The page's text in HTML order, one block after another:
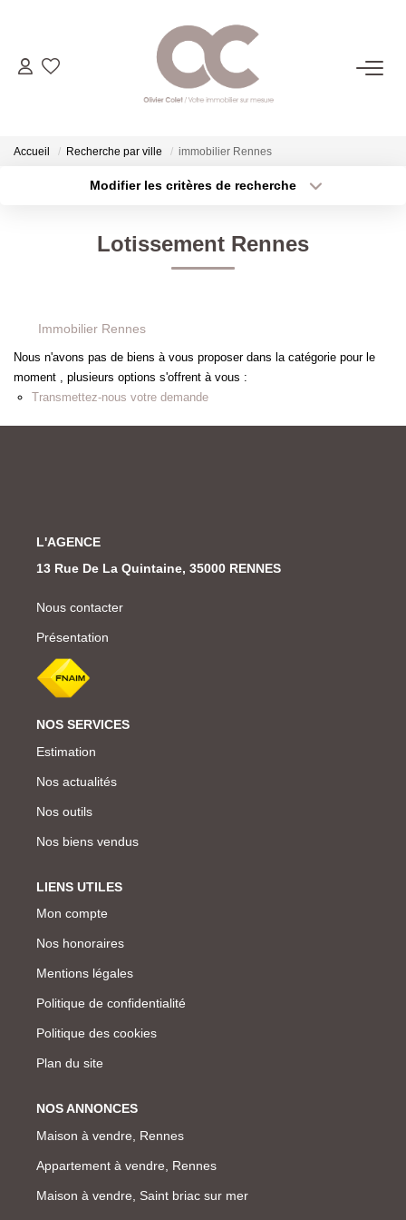
06.14.98.69.34
ACHETER
ESTIMER
CONTACT
Accueil Recherche par ville immobilier Rennes
Modifier les critères de recherche
Créer une alerte
Lotissement Rennes
Immobilier Rennes
Nous n'avons pas de biens à vous proposer dans la catégorie pour le
moment , plusieurs options s'offrent à vous :
Transmettez-nous votre demande
L'AGENCE
13 Rue De La Quintaine, 35000 RENNES
Nous contacter
Présentation
NOS SERVICES
Estimation
Nos actualités
Nos outils
Nos biens vendus
LIENS UTILES
Mon compte
Nos honoraires
Mentions légales
Politique de confidentialité
Politique des cookies
Plan du site
NOS ANNONCES
Maison à vendre, Rennes
Appartement à vendre, Rennes
Maison à vendre, Saint briac sur mer